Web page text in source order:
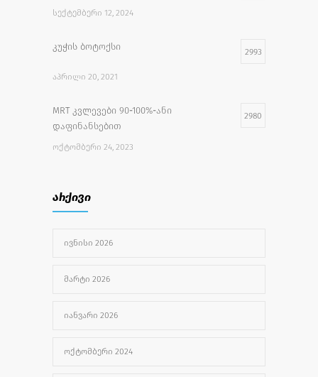
ᲡᲔᲥᲢᲔᲛᲑᲔᲠᲘ 12, 2024
კუჭის ბოტოქსი 2993
ᲐᲞᲠᲘᲚᲘ 20, 2021
MRT კვლევები 90-100%-ანი
დაფინანსებით
2980
ᲝᲥᲢᲝᲛᲑᲔᲠᲘ 24, 2023
ᲘᲕᲚᲘᲡᲘ 27, 2022
უროლოგიური სერვისები
ᲐᲒᲕᲘᲡᲢᲝ 1, 2024
არქივი
ᲘᲕᲜᲘᲡᲘ 2026
ᲛᲐᲠᲢᲘ 2026
ᲘᲐᲜᲕᲐᲠᲘ 2026
ᲝᲥᲢᲝᲛᲑᲔᲠᲘ 2024